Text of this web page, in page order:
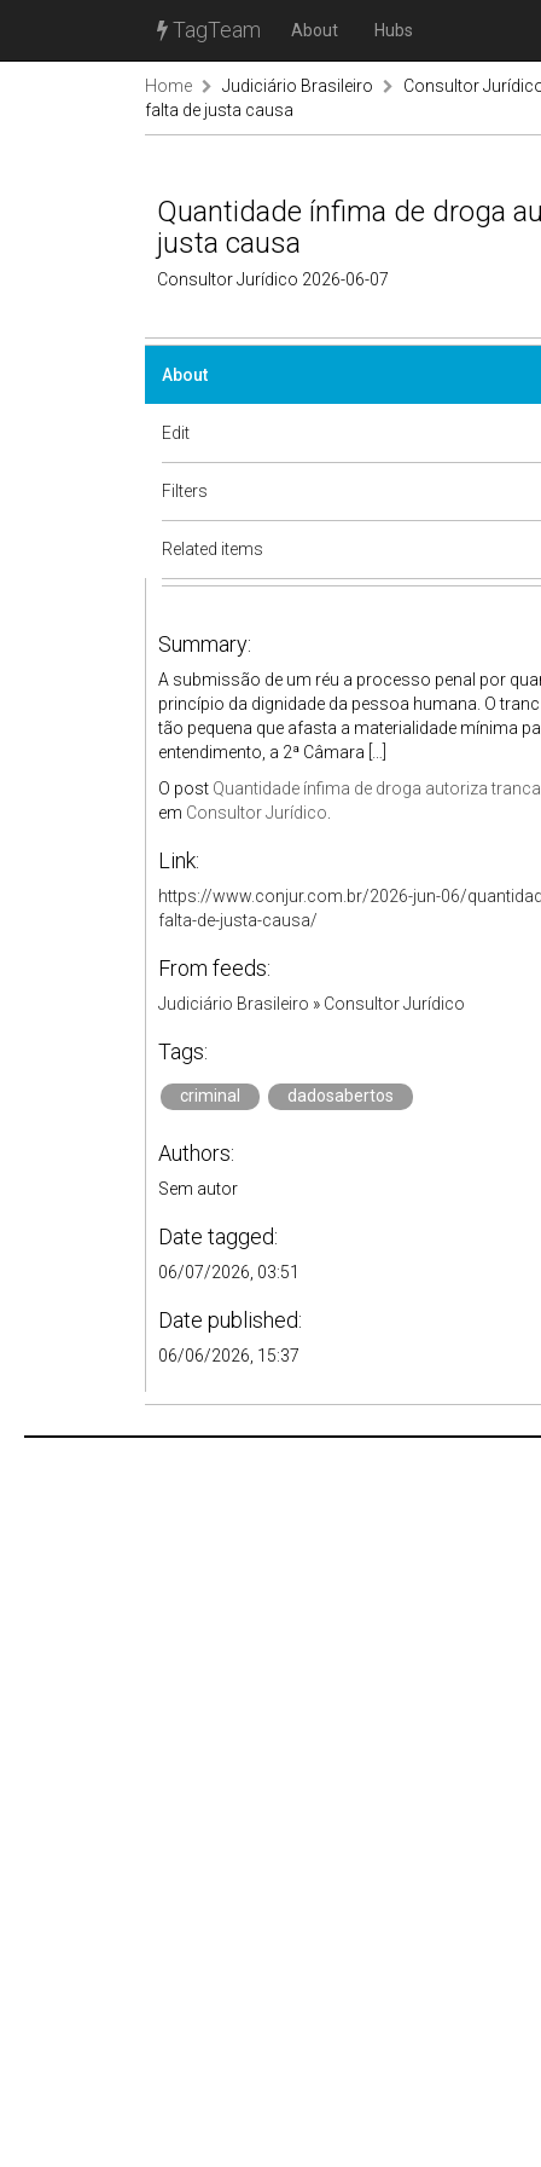
TagTeam About Hubs
Home Judiciário Brasileiro
Consultor
falta de justa causa
Quantidade ínfima de droga
justa causa
Consultor Jurídico 2026-06-07
About
Edit
Filters
Related items
Summary:
A submissão de um réu a processo penal por
princípio da dignidade da pessoa humana. O
tão pequena que afasta a materialidade mínima
entendimento, a 2ª Câmara […]
O post Quantidade ínfima de droga autoriza
em Consultor Jurídico
Link:
https://www.conjur.com.br/2026-jun-06/
falta-de-justa-causa/
From feeds:
Judiciário Brasileiro » Consultor Jurídico
Tags:
criminal dadosabertos
Authors:
Sem autor
Date tagged:
06/07/2026, 03:51
Date published:
06/06/2026, 15:37